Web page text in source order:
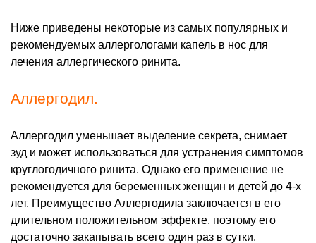
Ниже приведены некоторые из самых популярных и
рекомендуемых аллергологами капель в нос для
лечения аллергического ринита.
Аллергодил.
Аллергодил уменьшает выделение секрета, снимает
зуд и может использоваться для устранения симптомов
круглогодичного ринита. Однако его применение не
рекомендуется для беременных женщин и детей до 4-х
лет. Преимущество Аллергодила заключается в его
длительном положительном эффекте, поэтому его
достаточно закапывать всего один раз в сутки.